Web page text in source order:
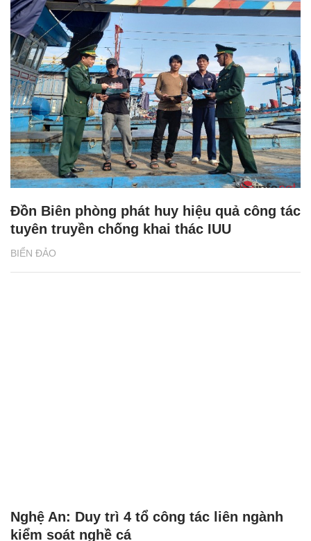
BIỂN ĐẢO
Đồn Biên phòng phát huy hiệu quả công tác
tuyên truyền chống khai thác IUU
Nghệ An: Duy trì 4 tổ công tác liên ngành
kiểm soát nghề cá